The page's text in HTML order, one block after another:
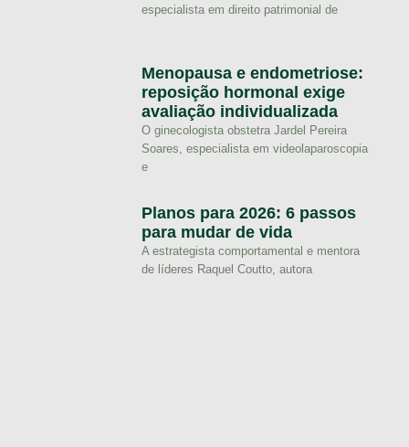
especialista em direito patrimonial de
Menopausa e endometriose:
reposição hormonal exige
avaliação individualizada
O ginecologista obstetra Jardel Pereira
Soares, especialista em videolaparoscopia
e
Planos para 2026: 6 passos
para mudar de vida
A estrategista comportamental e mentora
de líderes Raquel Coutto, autora